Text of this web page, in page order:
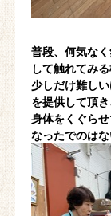
普段、何気な
して触れてみる
少しだけ難し
を提供して頂き
身体をくぐら
なったでのはな